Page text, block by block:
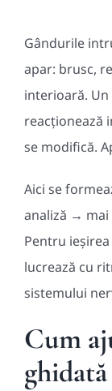
Gândurile
apar: brusc,
interioară.
reacționează
se modifică.
Aici se
analiză →
Pentru
lucrează cu
sistemului
Cum
ghidată